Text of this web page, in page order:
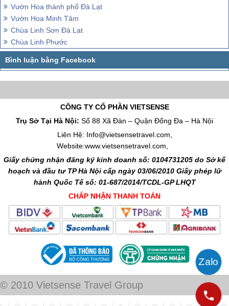
Vườn Hoa thành phố Đà Lạt
Vườn Hoa Minh Tâm
Chùa Linh Sơn Đà Lạt
Chùa Linh Phước
CÔNG TY CỔ PHẦN VIETSENSE
Trụ Sở Tại Hà Nội: Số 88 Xã Đàn – Quận Đống Đa – Hà Nội
Liên Hệ: Info@vietsensetravel.com,
Website:www.vietsensetravel.com,
Giấy chứng nhận đăng ký kinh doanh số: 0104731205 do Sở kế
hoạch và đầu tư TP Hà Nội cấp ngày 03/06/2010 Giấy phép lữ
hành Quốc Tế số: 01-687/2014/TCDL-GP LHQT
CHẤP NHẬN THANH TOÁN
© 2010 Vietsense Travel Group